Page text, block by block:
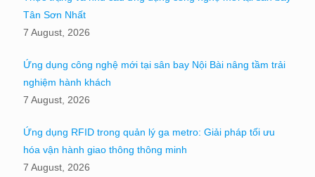
Tân Sơn Nhất
7 August, 2026
Ứng dụng công nghệ mới tại sân bay Nội Bài nâng tầm trải
nghiệm hành khách
7 August, 2026
Ứng dụng RFID trong quản lý ga metro: Giải pháp tối ưu
hóa vận hành giao thông thông minh
7 August, 2026